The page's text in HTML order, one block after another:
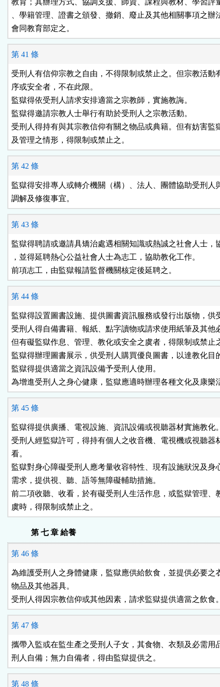
教育；其辦理方式、協調支援、師資、課程與教材、學習評
、學籍管理、證書之頒發、撤銷、廢止及其他相關事項之辦
會同教育部定之。
第 41 條
受刑人有信仰宗教之自由，不得限制或禁止之。但宗教活動
序或安全者，不在此限。
監獄得依受刑人請求安排適當之宗教師，實施教誨。
監獄得邀請宗教人士舉行有助於受刑人之宗教活動。
受刑人得持有與其宗教信仰有關之物品或典籍。但有妨害監
及管理之情形，得限制或禁止之。
第 42 條
監獄得安排專人或轉介機關（構）、法人、團體協助受刑人
調解及修復事宜。
第 43 條
監獄得聘請或邀請具矯治處遇相關知識或熱誠之社會人士，
，並得延聘熱心公益社會人士為志工，協助教化工作。
前項志工，由監獄報請監督機關核定後延聘之。
第 44 條
監獄得設置圖書設施、提供圖書資訊服務或發行出版物，供
受刑人得自備書籍、報紙、點字讀物或請求使用紙筆及其他
但有礙監獄作息、管理、教化或安全之虞者，得限制或禁止
監獄得辦理圖書展示，供受刑人購買優良圖書，以達教化目
監獄得提供適當之資訊設備予受刑人使用。
為增進受刑人之身心健康，監獄應適時辦理各種文化及康樂
第 45 條
監獄得提供廣播、電視設施、資訊設備或視聽器材實施教化
受刑人經監獄許可，得持有個人之收音機、電視機或視聽器
看。
監獄對身心障礙受刑人應考量收容特性、現有設施狀況及身
需求，提供視、聽、語等無障礙輔助措施。
前二項收聽、收看，於有礙受刑人生活作息，或監獄管理、
虞時，得限制或禁止之。
第 七 章 給養
第 46 條
為維護受刑人之身體健康，監獄應供給飲食，並提供必要之
物品及其他器具。
受刑人得因宗教信仰或其他因素，請求監獄提供適當之飲食
第 47 條
攜帶入監或在監生產之受刑人子女，其食物、衣類及必需用
刑人自備；無力自備者，得由監獄提供之。
第 48 條